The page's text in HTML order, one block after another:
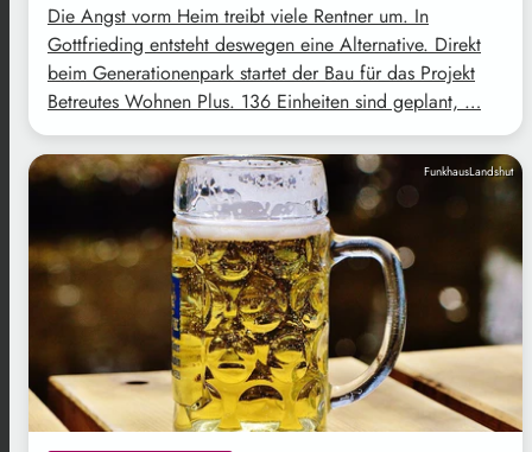
Die Angst vorm Heim treibt viele Rentner um. In
Gottfrieding entsteht deswegen eine Alternative. Direkt
beim Generationenpark startet der Bau für das Projekt
Betreutes Wohnen Plus. 136 Einheiten sind geplant, …
FunkhausLandshut